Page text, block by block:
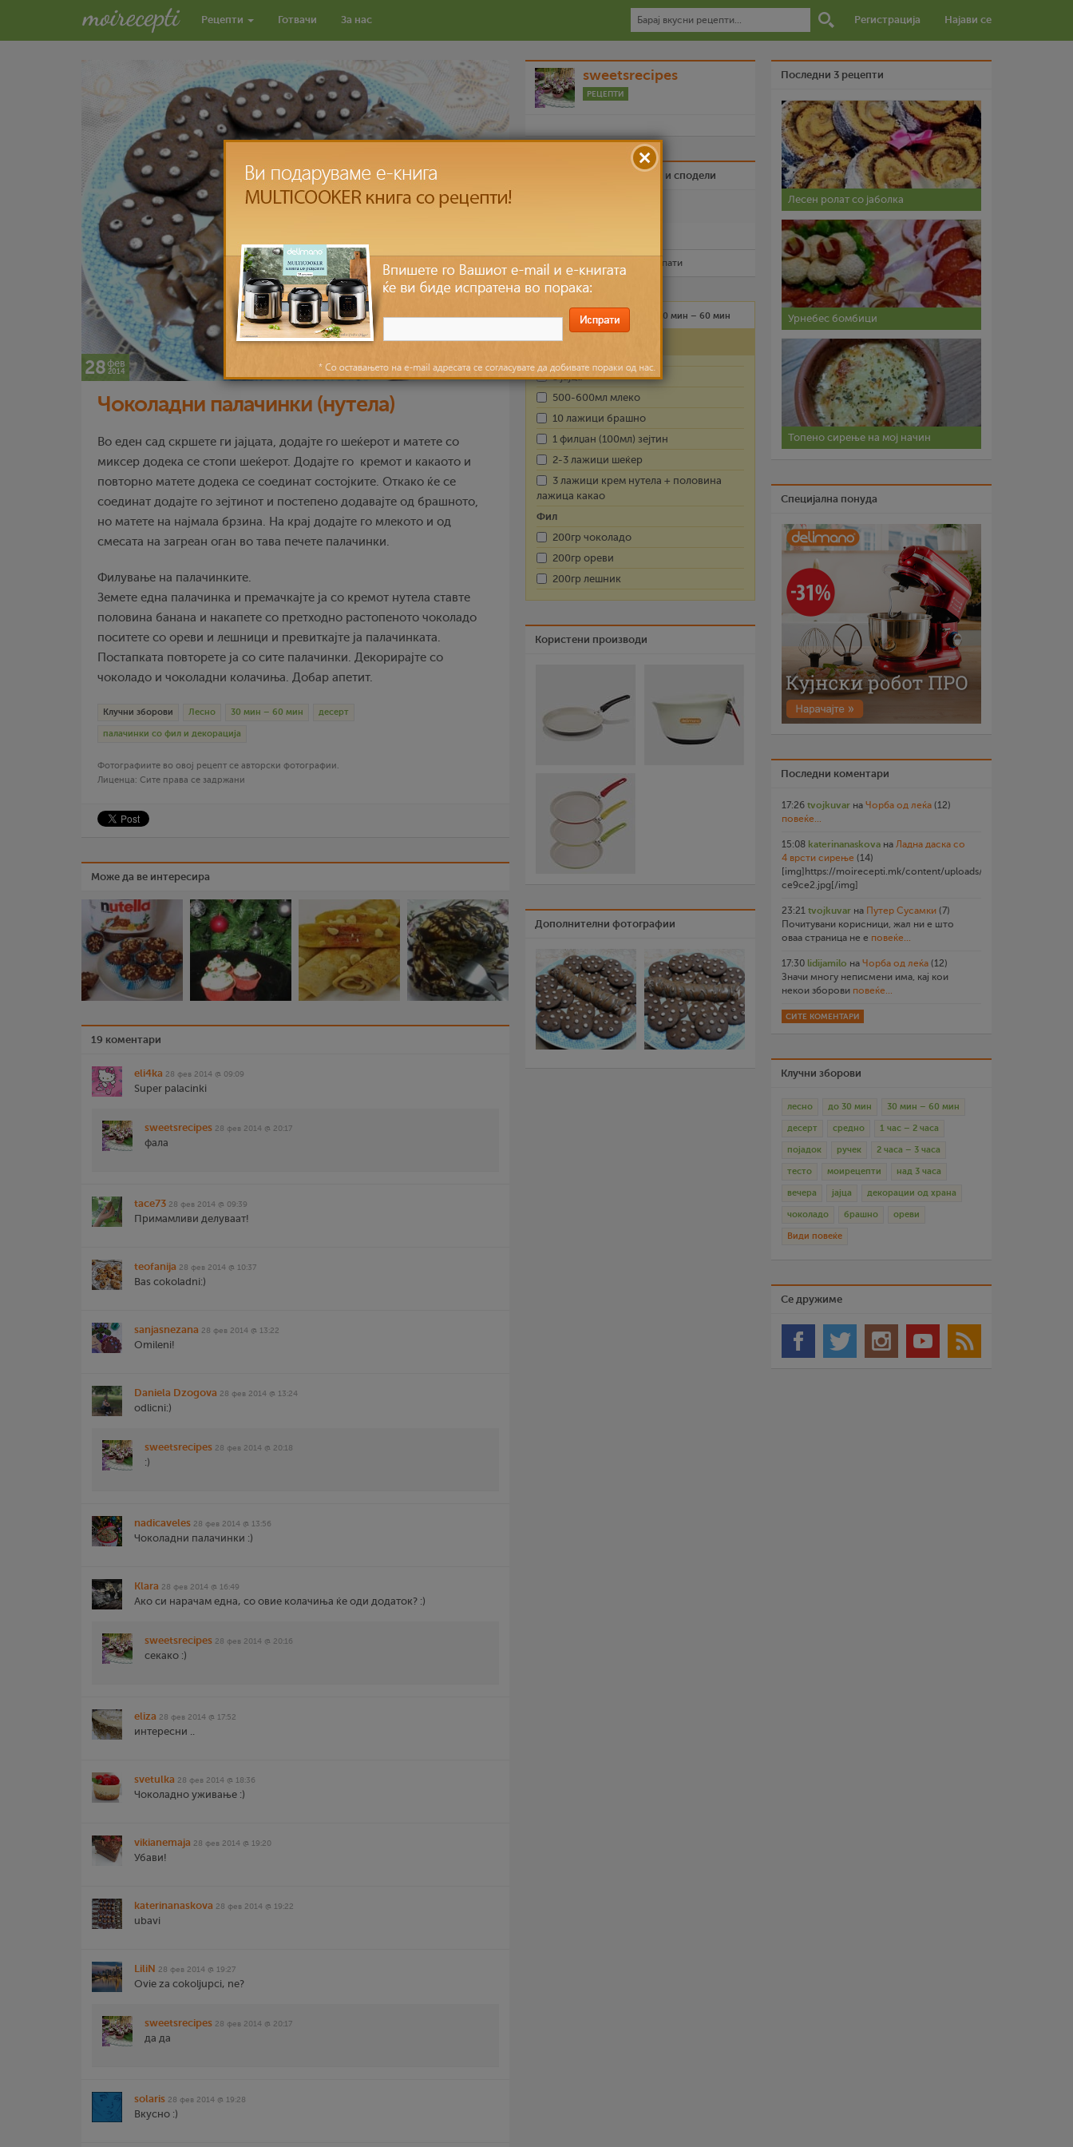
Рецепти Готвачи За нас Регистрација Најави се
28фев
2014
Чоколадни палачинки (нутела)
Во еден сад скршете ги јајцата, додајте го шеќерот и матете со
миксер додека се стопи шеќерот. Додајте го кремот и какаото и
повторно матете додека се соединат состојките. Откако ќе се
соединат додајте го зејтинот и постепено додавајте од брашното,
но матете на најмала брзина. На крај додајте го млекото и од
смесата на загреан оган во тава печете палачинки.
Филување на палачинките.
Земете една палачинка и премачкајте ја со кремот нутела ставте
половина банана и накапете со претходно растопеното чоколадо
поситете со ореви и лешници и превиткајте ја палачинката.
Постапката повторете ја со сите палачинки. Декорирајте со
чоколадо и чоколадни колачиња. Добар апетит.
Клучни зборови Лесно 30 мин – 60 мин десерт
палачинки со фил и декорација
Фотографиите во овој рецепт се авторски фотографии.
Лиценца: Сите права се задржани
Може да ве интересира
19 коментари
eli4ka 28 фев 2014 @ 09:09
Super palacinki
sweetsrecipes 28 фев 2014 @ 20:17
фала
tace73 28 фев 2014 @ 09:39
Примамливи делуваат!
teofanija 28 фев 2014 @ 10:37
Bas cokoladni:)
sanjasnezana 28 фев 2014 @ 13:22
Omileni!
Daniela Dzogova 28 фев 2014 @ 13:24
odlicni:)
sweetsrecipes 28 фев 2014 @ 20:18
:)
nadicaveles 28 фев 2014 @ 13:56
Чоколадни палачинки :)
Klara 28 фев 2014 @ 16:49
Ако си нарачам една, со овие колачиња ќе оди додаток? :)
sweetsrecipes 28 фев 2014 @ 20:16
секако :)
eliza 28 фев 2014 @ 17:52
интересни ..
svetulka 28 фев 2014 @ 18:36
Чоколадно уживање :)
vikianemaja 28 фев 2014 @ 19:20
Убави!
katerinanaskova 28 фев 2014 @ 19:22
ubavi
LiliN 28 фев 2014 @ 19:27
Ovie za cokoljupci, ne?
sweetsrecipes 28 фев 2014 @ 20:17
да да
solaris 28 фев 2014 @ 19:28
Вкусно :)
sweetsrecipes
РЕЦЕПТИ
Биди вистински пријател и сподели
Рецептот е прочитан пати
Лесно 10 лица 30 мин – 60 мин
Состојки
3 јајца
500-600мл млеко
10 лажици брашно
1 филџан (100мл) зејтин
2-3 лажици шеќер
3 лажици крем нутела + половина
лажица какао
Фил
200гр чоколадо
200гр ореви
200гр лешник
Користени производи
Дополнителни фотографии
Последни 3 рецепти
Лесен ролат со јаболка
Урнебес бомбици
Топено сирење на мој начин
Специјална понуда
Последни коментари
17:26 tvojkuvar на Чорба од леќа (12)
повеќе...
15:08 katerinanaskova на Ладна даска со
4 врсти сирење (14)
[img]https://moirecepti.mk/content/uploads/2026/07/
ce9ce2.jpg[/img]
23:21 tvojkuvar на Путер Сусамки (7)
Почитувани корисници, жал ни е што
оваа страница не е повеќе...
17:30 lidijamilo на Чорба од леќа (12)
Значи многу неписмени има, кај кои
некои зборови повеќе...
СИТЕ КОМЕНТАРИ
Клучни зборови
лесно до 30 мин 30 мин – 60 мин
десерт средно 1 час – 2 часа
појадок ручек 2 часа – 3 часа
тесто моирецепти над 3 часа
вечера јајца декорации од храна
чоколадо брашно ореви
Види повеќе
Се дружиме